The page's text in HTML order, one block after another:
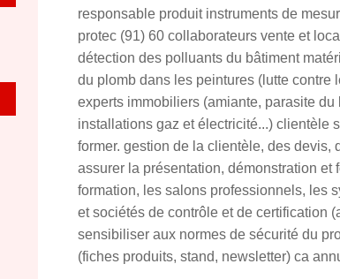
responsable produit instruments de
protec (91) 60 collaborateurs vente et
détection des polluants du bâtiment
du plomb dans les peintures (lutte contre
experts immobiliers (amiante, parasite
installations gaz et électricité...) clientèle
former. gestion de la clientèle, des devis,
assurer la présentation, démonstration
formation, les salons professionnels, les
et sociétés de contrôle et de certification
sensibiliser aux normes de sécurité du
(fiches produits, stand, newsletter) ca